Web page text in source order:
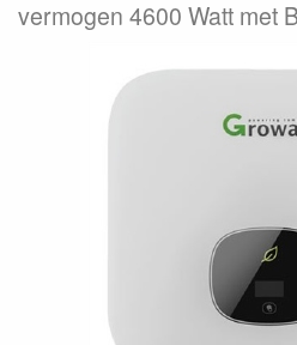
vermogen 4600 Watt met